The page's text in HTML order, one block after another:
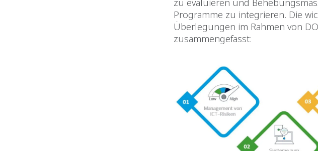
Programme zu integrieren. Die
Überlegungen im Rahmen von
zusammengefasst: